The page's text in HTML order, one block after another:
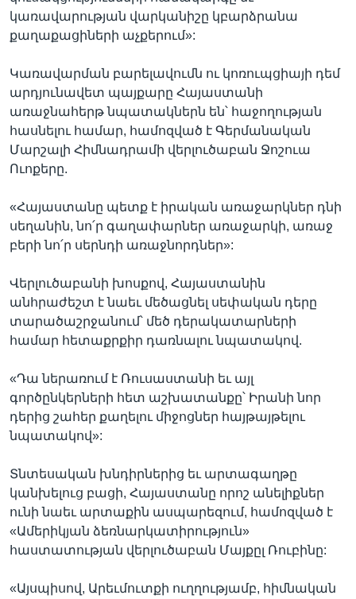
կառավարության վարկանիշը կբարձրանա
քաղաքացիների աչքերում»:
Կառավարման բարելավումն ու կոռուպցիայի դեմ
արդյունավետ պայքարը Հայաստանի
առաջնահերթ նպատակներն են՝ հաջողության
հասնելու համար, համոզված է Գերմանական
Մարշալի Հիմնադրամի վերլուծաբան Ջոշուա
Ուոքերը.
«Հայաստանը պետք է իրական առաջարկներ դնի
սեղանին, նո՛ր գաղափարներ առաջարկի, առաջ
բերի նո՛ր սերնդի առաջնորդներ»:
Վերլուծաբանի խոսքով, Հայաստանին
անհրաժեշտ է նաեւ մեծացնել սեփական դերը
տարածաշրջանում՝ մեծ դերակատարների
համար հետաքրքիր դառնալու նպատակով.
«Դա ներառում է Ռուսաստանի եւ այլ
գործընկերների հետ աշխատանքը՝ Իրանի նոր
դերից շահեր քաղելու միջոցներ հայթայթելու
նպատակով»:
Տնտեսական խնդիրներից եւ արտագաղթը
կանխելուց բացի, Հայաստանը որոշ անելիքներ
ունի նաեւ արտաքին ասպարեզում, համոզված է
«Ամերիկյան ձեռնարկատիրություն»
հաստատության վերլուծաբան Մայքըլ Ռուբինը:
«Այսպիսով, Արեւմուտքի ուղղությամբ, հիմնական